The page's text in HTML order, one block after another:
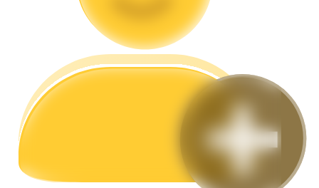
Guide
Futures startguide